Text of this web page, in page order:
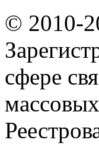
© 2010-
сфере